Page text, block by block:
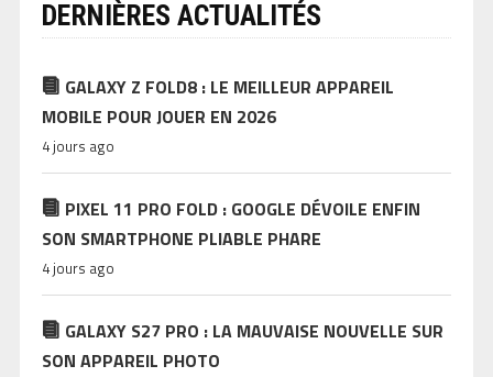
DERNIÈRES ACTUALITÉS
GALAXY Z FOLD8 : LE MEILLEUR APPAREIL
MOBILE POUR JOUER EN 2026
4 jours ago
PIXEL 11 PRO FOLD : GOOGLE DÉVOILE ENFIN
SON SMARTPHONE PLIABLE PHARE
4 jours ago
GALAXY S27 PRO : LA MAUVAISE NOUVELLE SUR
SON APPAREIL PHOTO